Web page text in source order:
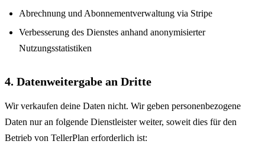
Abrechnung und Abonnementverwaltung via Stripe
Verbesserung des Dienstes anhand anonymisierter
Nutzungsstatistiken
4. Datenweitergabe an Dritte
Wir verkaufen deine Daten nicht. Wir geben personenbezogene
Daten nur an folgende Dienstleister weiter, soweit dies für den
Betrieb von TellerPlan erforderlich ist: